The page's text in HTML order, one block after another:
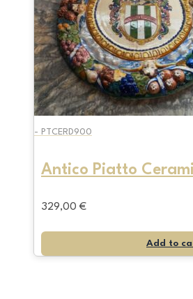
- PTCERD900
Antico Piatto
329,00 €
Add to